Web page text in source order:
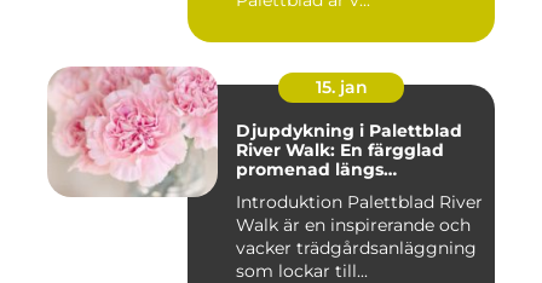
15. jan
Djupdykning i Palettblad
River Walk: En färgglad
promenad längs
Introduktion Palettblad River
Walk är en inspirerande och
vacker trädgårdsanläggning
som lockar till...